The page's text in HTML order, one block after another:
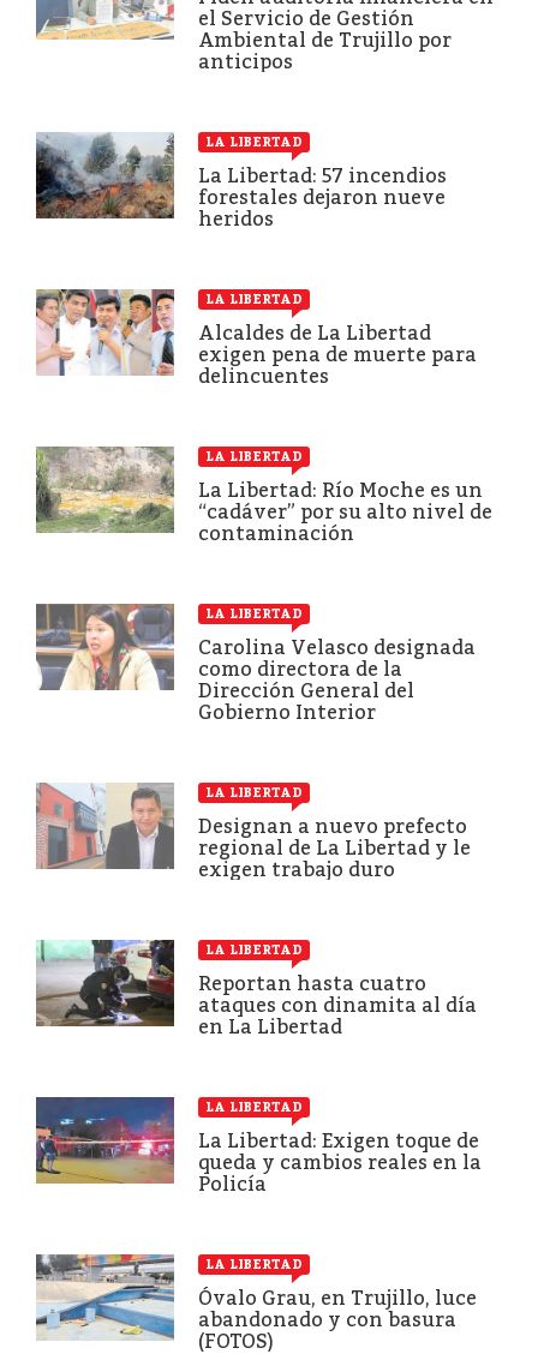
el Servicio de Gestión
Ambiental de Trujillo por
anticipos
LA LIBERTAD
La Libertad: 57 incendios
forestales dejaron nueve
heridos
LA LIBERTAD
Alcaldes de La Libertad
exigen pena de muerte para
delincuentes
LA LIBERTAD
La Libertad: Río Moche es un
“cadáver” por su alto nivel de
contaminación
LA LIBERTAD
Carolina Velasco designada
como directora de la
Dirección General del
Gobierno Interior
LA LIBERTAD
Designan a nuevo prefecto
regional de La Libertad y le
exigen trabajo duro
LA LIBERTAD
Reportan hasta cuatro
ataques con dinamita al día
en La Libertad
LA LIBERTAD
La Libertad: Exigen toque de
queda y cambios reales en la
Policía
LA LIBERTAD
Óvalo Grau, en Trujillo, luce
abandonado y con basura
(FOTOS)